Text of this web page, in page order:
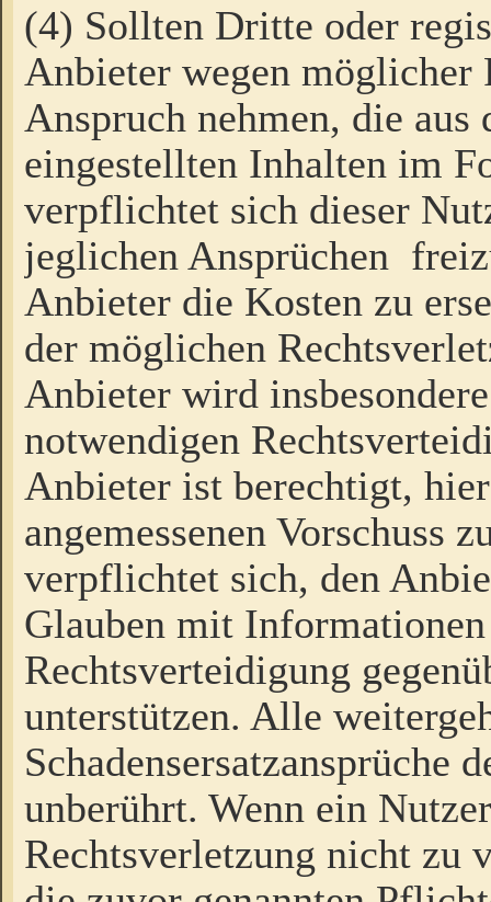
(4) Sollten Dritte oder
Anbieter wegen möglicher
Anspruch nehmen, die
eingestellten Inhalten im
verpflichtet sich dieser
jeglichen Ansprüchen
Anbieter die Kosten zu
der möglichen
Anbieter wird
notwendigen
Anbieter ist berechtigt,
angemessenen Vorschuss
verpflichtet sich, den
Glauben mit
Rechtsverteidigung
unterstützen. Alle
Schadensersatzansprüche
unberührt. Wenn ein
Rechtsverletzung nicht zu